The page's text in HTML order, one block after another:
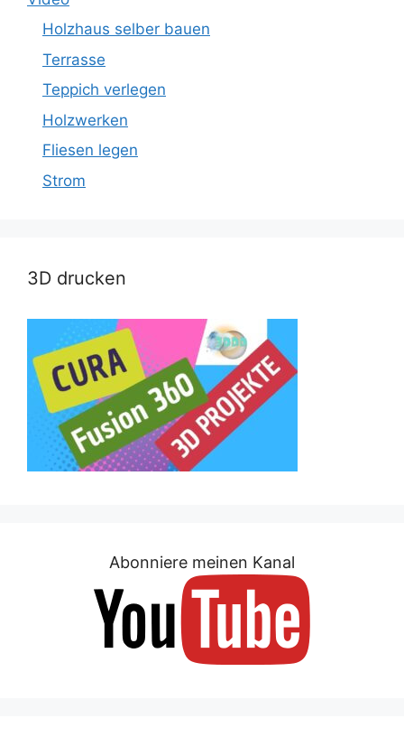
Holzhaus selber bauen
Terrasse
Teppich verlegen
Holzwerken
Fliesen legen
Strom
3D drucken
Abonniere meinen Kanal